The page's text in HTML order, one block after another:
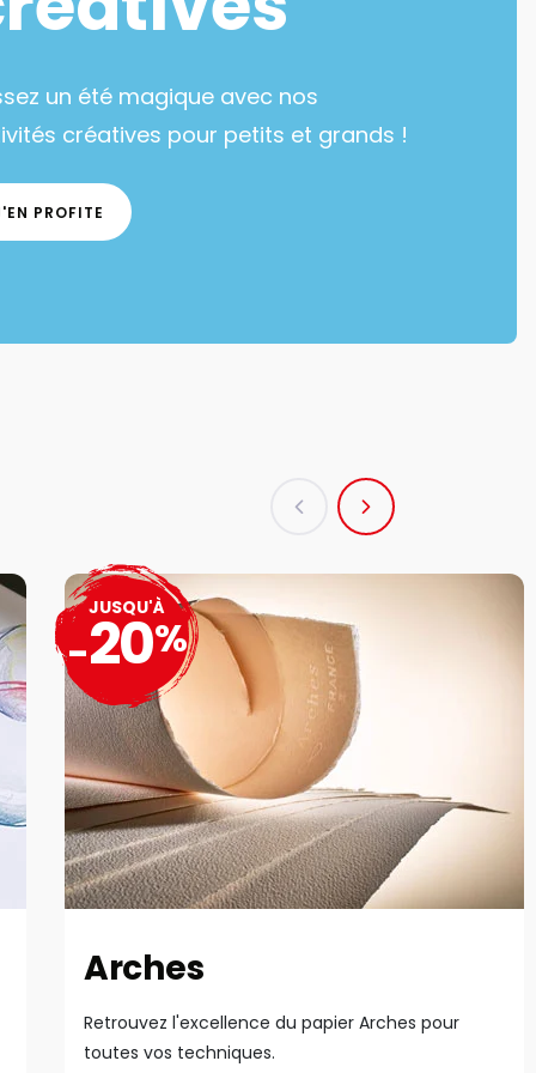
un été magique avec nos
créatives pour petits et grands !
PROFITE
Arches
Retrouvez l'excellence du papier Arches pour
toutes vos techniques.
JUSQU'À
-20%